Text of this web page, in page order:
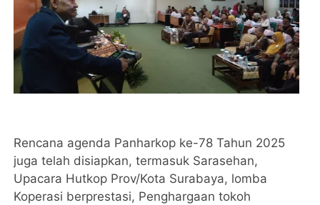
Rencana agenda Panharkop ke-78 Tahun 2025
juga telah disiapkan, termasuk Sarasehan,
Upacara Hutkop Prov/Kota Surabaya, lomba
Koperasi berprestasi, Penghargaan tokoh